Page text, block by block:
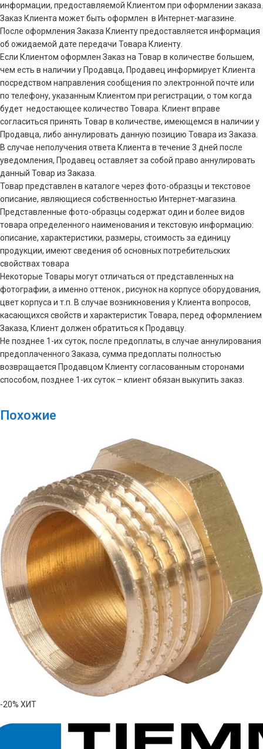
информации, предоставляемой Клиентом при оформлении заказа.
Заказ Клиента может быть оформлен в Интернет-магазине.
После оформления Заказа Клиенту предоставляется информация
об ожидаемой дате передачи Товара Клиенту.
Если Клиентом оформлен Заказ на Товар в количестве большем,
чем есть в наличии у Продавца, Продавец информирует Клиента
посредством направления сообщения по электронной почте или
по телефону, указанным Клиентом при регистрации, о том когда
будет недостающее количество Товара. Клиент вправе
согласиться принять Товар в количестве, имеющемся в наличии у
Продавца, либо аннулировать данную позицию Товара из Заказа.
В случае неполучения ответа Клиента в течение 3 дней после
уведомления, Продавец оставляет за собой право аннулировать
данный Товар из Заказа.
Товар представлен в каталоге через фото-образцы и текстовое
описание, являющиеся собственностью Интернет-магазина.
Представленные фото-образцы содержат один и более видов
товара определенного наименования и текстовую информацию:
описание, характеристики, размеры, стоимость за единицу
продукции, имеют сведения об основных потребительских
свойствах товара
Некоторые Товары могут отличаться от представленных на
фотографии, а именно оттенок , рисунок на корпусе оборудования,
цвет корпуса и т.п. В случае возникновения у Клиента вопросов,
касающихся свойств и характеристик Товара, перед оформлением
Заказа, Клиент должен обратиться к Продавцу.
Не позднее 1-их суток, после предоплаты, в случае аннулирования
предоплаченного Заказа, сумма предоплаты полностью
возвращается Продавцом Клиенту согласованным сторонами
способом, позднее 1-их суток – клиент обязан выкупить заказ.
Похожие
-20% ХИТ